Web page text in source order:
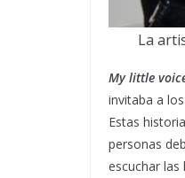
La
My little
invitaba a
Estas
personas
escuchar